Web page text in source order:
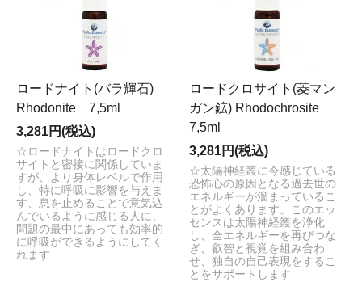
ロードナイト(バラ輝石)
Rhodonite 7,5ml
3,281円(税込)
☆ロードナイトはロードクロ
サイトと密接に関係していま
すが、より身体レベルで作用
し、特に呼吸に影響を与えま
す、息を止めることで意気込
んでいるように感じる人に、
問題の最中にあっても効率的
に呼吸ができるようにしてく
れます
ロードクロサイト(菱マン
ガン鉱) Rhodochrosite
7,5ml
3,281円(税込)
☆太陽神経叢に今感じている
恐怖心の原因となる過去世の
エネルギーが溜まっているこ
とがよくあります。このエッ
センスは太陽神経叢を浄化
し、全エネルギーを再びつな
ぎ、叡智と視覚を組み合わ
せ、独自の自己表現をするこ
とをサポートします